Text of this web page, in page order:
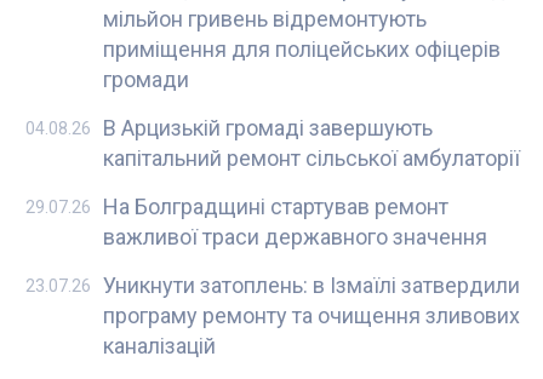
мільйон гривень відремонтують
приміщення для поліцейських офіцерів
громади
В Арцизькій громаді завершують
капітальний ремонт сільської амбулаторії
04.08.26
На Болградщині стартував ремонт
важливої траси державного значення
29.07.26
Уникнути затоплень: в Ізмаїлі затвердили
програму ремонту та очищення зливових
каналізацій
23.07.26